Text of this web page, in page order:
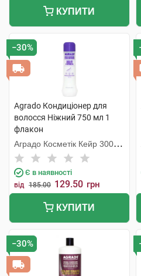
КУПИТИ
−30%
Agrado Кондиціонер для
волосся Ніжний 750 мл 1
флакон
Аградо Косметік Кейр 3000
С.Л.У.
Є в наявності
від 185.00 129.50 грн
КУПИТИ
−30%